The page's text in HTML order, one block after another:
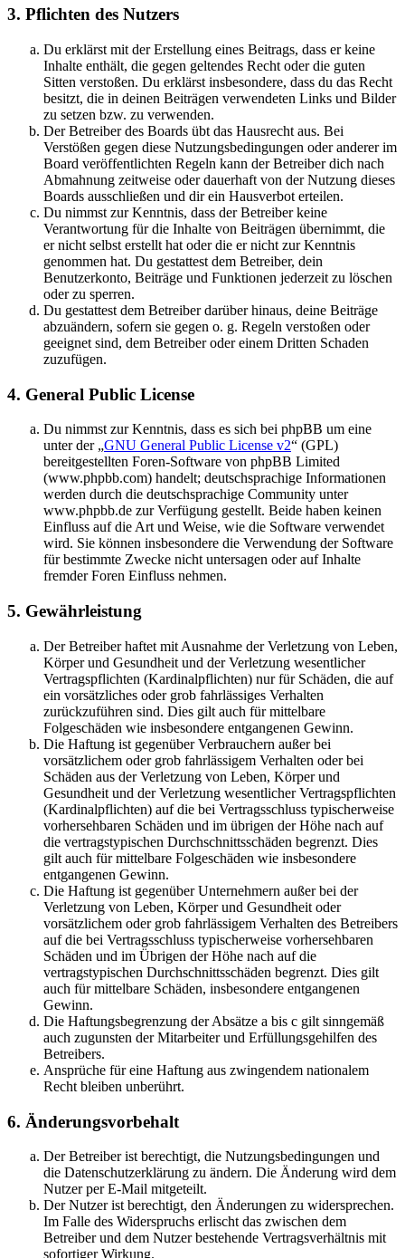
3. Pflichten des Nutzers
Du erklärst mit der Erstellung eines Beitrags, dass er keine
Inhalte enthält, die gegen geltendes Recht oder die guten
Sitten verstoßen. Du erklärst insbesondere, dass du das Recht
besitzt, die in deinen Beiträgen verwendeten Links und Bilder
zu setzen bzw. zu verwenden.
Der Betreiber des Boards übt das Hausrecht aus. Bei
Verstößen gegen diese Nutzungsbedingungen oder anderer im
Board veröffentlichten Regeln kann der Betreiber dich nach
Abmahnung zeitweise oder dauerhaft von der Nutzung dieses
Boards ausschließen und dir ein Hausverbot erteilen.
Du nimmst zur Kenntnis, dass der Betreiber keine
Verantwortung für die Inhalte von Beiträgen übernimmt, die
er nicht selbst erstellt hat oder die er nicht zur Kenntnis
genommen hat. Du gestattest dem Betreiber, dein
Benutzerkonto, Beiträge und Funktionen jederzeit zu löschen
oder zu sperren.
Du gestattest dem Betreiber darüber hinaus, deine Beiträge
abzuändern, sofern sie gegen o. g. Regeln verstoßen oder
geeignet sind, dem Betreiber oder einem Dritten Schaden
zuzufügen.
4. General Public License
Du nimmst zur Kenntnis, dass es sich bei phpBB um eine
unter der „GNU General Public License v2“ (GPL)
bereitgestellten Foren-Software von phpBB Limited
(www.phpbb.com) handelt; deutschsprachige Informationen
werden durch die deutschsprachige Community unter
www.phpbb.de zur Verfügung gestellt. Beide haben keinen
Einfluss auf die Art und Weise, wie die Software verwendet
wird. Sie können insbesondere die Verwendung der Software
für bestimmte Zwecke nicht untersagen oder auf Inhalte
fremder Foren Einfluss nehmen.
5. Gewährleistung
Der Betreiber haftet mit Ausnahme der Verletzung von Leben,
Körper und Gesundheit und der Verletzung wesentlicher
Vertragspflichten (Kardinalpflichten) nur für Schäden, die auf
ein vorsätzliches oder grob fahrlässiges Verhalten
zurückzuführen sind. Dies gilt auch für mittelbare
Folgeschäden wie insbesondere entgangenen Gewinn.
Die Haftung ist gegenüber Verbrauchern außer bei
vorsätzlichem oder grob fahrlässigem Verhalten oder bei
Schäden aus der Verletzung von Leben, Körper und
Gesundheit und der Verletzung wesentlicher Vertragspflichten
(Kardinalpflichten) auf die bei Vertragsschluss typischerweise
vorhersehbaren Schäden und im übrigen der Höhe nach auf
die vertragstypischen Durchschnittsschäden begrenzt. Dies
gilt auch für mittelbare Folgeschäden wie insbesondere
entgangenen Gewinn.
Die Haftung ist gegenüber Unternehmern außer bei der
Verletzung von Leben, Körper und Gesundheit oder
vorsätzlichem oder grob fahrlässigem Verhalten des Betreibers
auf die bei Vertragsschluss typischerweise vorhersehbaren
Schäden und im Übrigen der Höhe nach auf die
vertragstypischen Durchschnittsschäden begrenzt. Dies gilt
auch für mittelbare Schäden, insbesondere entgangenen
Gewinn.
Die Haftungsbegrenzung der Absätze a bis c gilt sinngemäß
auch zugunsten der Mitarbeiter und Erfüllungsgehilfen des
Betreibers.
Ansprüche für eine Haftung aus zwingendem nationalem
Recht bleiben unberührt.
6. Änderungsvorbehalt
Der Betreiber ist berechtigt, die Nutzungsbedingungen und
die Datenschutzerklärung zu ändern. Die Änderung wird dem
Nutzer per E-Mail mitgeteilt.
Der Nutzer ist berechtigt, den Änderungen zu widersprechen.
Im Falle des Widerspruchs erlischt das zwischen dem
Betreiber und dem Nutzer bestehende Vertragsverhältnis mit
sofortiger Wirkung.